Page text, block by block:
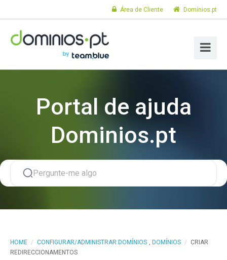
Domínios.pt
Área de Cliente
Portal de ajuda
Dominios.pt
HOME / CONFIGURAR/ADMINISTRAR DOMÍNIOS , DOMÍNIOS /
CRIAR
REDIRECCIONAMENTOS